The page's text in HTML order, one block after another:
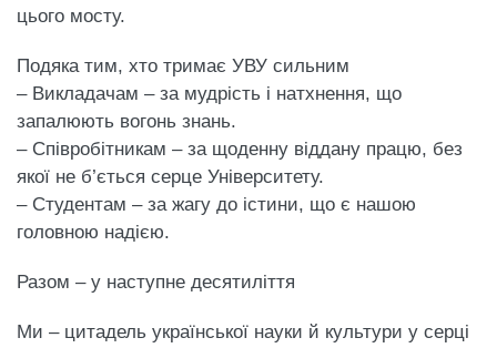
цього мосту.
Подяка тим, хто тримає УВУ сильним
– Викладачам – за мудрість і натхнення, що
запалюють вогонь знань.
– Співробітникам – за щоденну віддану працю, без
якої не б’ється серце Університету.
– Студентам – за жагу до істини, що є нашою
головною надією.
Разом – у наступне десятиліття
Ми – цитадель української науки й культури у серці